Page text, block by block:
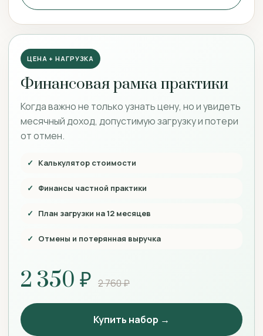
ЦЕНА + НАГРУЗКА
Финансовая рамка практики
Когда важно не только узнать цену, но и увидеть
месячный доход, допустимую загрузку и потери
от отмен.
Калькулятор стоимости
Финансы частной практики
План загрузки на 12 месяцев
Отмены и потерянная выручка
2 350 ₽ 2 760 ₽
Купить набор →